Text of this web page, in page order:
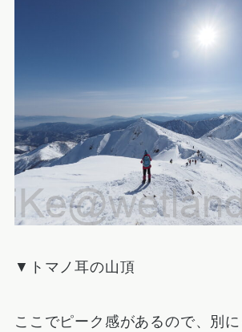
▼トマノ耳の山頂
ここでピーク感があるので、別